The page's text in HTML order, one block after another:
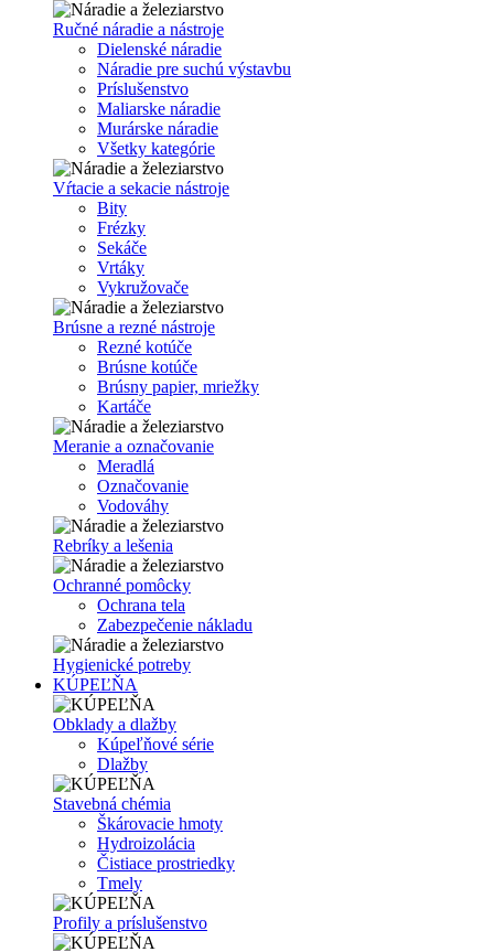
Ručné náradie a nástroje
Dielenské náradie
Náradie pre suchú výstavbu
Príslušenstvo
Maliarske náradie
Murárske náradie
Všetky kategórie
Vŕtacie a sekacie nástroje
Bity
Frézky
Sekáče
Vrtáky
Vykružovače
Brúsne a rezné nástroje
Rezné kotúče
Brúsne kotúče
Brúsny papier, mriežky
Kartáče
Meranie a označovanie
Meradlá
Označovanie
Vodováhy
Rebríky a lešenia
Ochranné pomôcky
Ochrana tela
Zabezpečenie nákladu
Hygienické potreby
KÚPEĽŇA
Obklady a dlažby
Kúpeľňové série
Dlažby
Stavebná chémia
Škárovacie hmoty
Hydroizolácia
Čistiace prostriedky
Tmely
Profily a príslušenstvo